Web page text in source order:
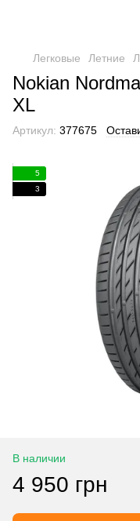
Легковые Летние
Nokian
XL
Артикул: 377675
5
3
В наличии
4 950 грн